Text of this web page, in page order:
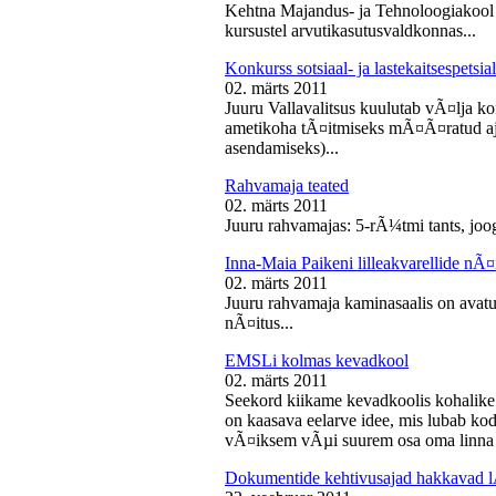
Kehtna Majandus- ja
kursustel arvutikasutusvaldkonnas...
Konkurss sotsiaal- ja
02. märts 2011
Juuru Vallavalitsus kuulutab vÃ¤lja
ametikoha tÃ¤itmiseks mÃ¤Ã¤ratud
asendamiseks)...
Rahvamaja teated
02. märts 2011
Juuru rahvamajas: 5-rÃ¼tmi tants,
Inna-Maia Paikeni lilleakvarellide
02. märts 2011
Juuru rahvamaja kaminasaalis on
nÃ¤itus...
EMSLi kolmas kevadkool
02. märts 2011
Seekord kiikame kevadkoolis
on kaasava eelarve idee, mis lubab
vÃ¤iksem vÃµi suurem osa oma
Dokumentide kehtivusajad hakkavad